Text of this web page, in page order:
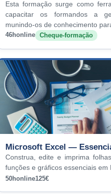
Esta formação surge como
capacitar os formandos a
munindo-os de conhecimento
46honline Cheque-formação
Microsoft Excel —
Construa, edite e imprima
funções e gráficos essenciais em
50honline125€